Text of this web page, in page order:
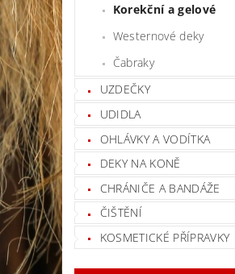
Korekční a gelové
Westernové deky
Čabraky
UZDEČKY
UDIDLA
OHLÁVKY A VODÍTKA
DEKY NA KONĚ
CHRÁNIČE A BANDÁŽE
ČIŠTĚNÍ
KOSMETICKÉ PŘÍPRAVKY